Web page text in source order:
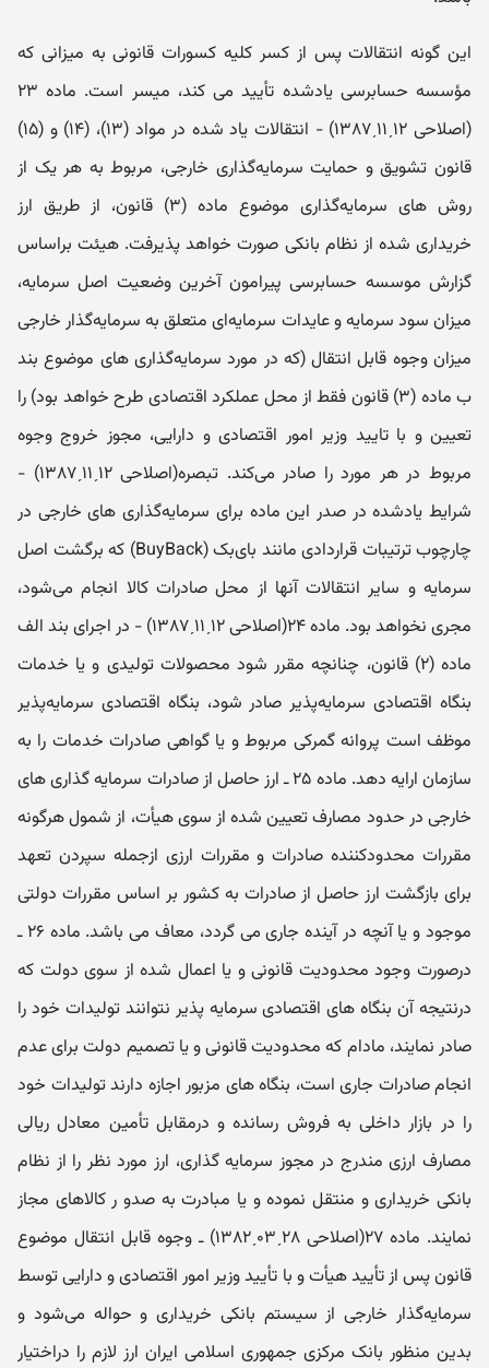
این گونه انتقالات پس از کسر کلیه کسورات قانونی به میزانی که
مؤسسه حسابرسی یادشده تأیید می کند، میسر است. ماده ۲۳
(اصلاحی ۱۲ˏ۱۱ˏ۱۳۸۷) - انتقالات یاد شده در مواد (۱۳)، (۱۴) و (۱۵)
قانون تشویق و حمایت سرمایه‌گذاری خارجی، مربوط به هر یک از
روش های سرمایه‌گذاری موضوع ماده (۳) قانون، از طریق ارز
خریداری شده از نظام بانکی صورت خواهد پذیرفت. هیئت براساس
گزارش موسسه حسابرسی پیرامون آخرین وضعیت اصل سرمایه،
میزان سود سرمایه و عایدات سرمایه‌ای متعلق به سرمایه‌گذار خارجی
میزان وجوه قابل انتقال (که در مورد سرمایه‌گذاری های موضوع بند
ب ماده (۳) قانون فقط از محل عملکرد اقتصادی طرح خواهد بود) را
تعیین و با تایید وزیر امور اقتصادی و دارایی، مجوز خروج وجوه
مربوط در هر مورد را صادر می‌کند. تبصره(اصلاحی ۱۲ˏ۱۱ˏ۱۳۸۷) -
شرایط یادشده در صدر این ماده برای سرمایه‌گذاری های خارجی در
چارچوب ترتیبات قراردادی مانند بای‌بک (BuyBack) که برگشت اصل
سرمایه و سایر انتقالات آنها از محل صادرات کالا انجام می‌شود،
مجری نخواهد بود. ماده ۲۴(اصلاحی ۱۲ˏ۱۱ˏ۱۳۸۷) - در اجرای بند الف
ماده (۲) قانون، چنانچه مقرر شود محصولات تولیدی و یا خدمات
بنگاه اقتصادی سرمایه‌پذیر صادر شود، بنگاه اقتصادی سرمایه‌پذیر
موظف است پروانه گمرکی مربوط و یا گواهی صادرات خدمات را به
سازمان ارایه دهد. ماده ۲۵ ـ ارز حاصل از صادرات سرمایه گذاری های
خارجی در حدود مصارف تعیین شده از سوی هیأت، از شمول هرگونه
مقررات محدودکننده صادرات و مقررات ارزی ازجمله سپردن تعهد
برای بازگشت ارز حاصل از صادرات به کشور بر اساس مقررات دولتی
موجود و یا آنچه در آینده جاری می گردد، معاف می باشد. ماده ۲۶ ـ
درصورت وجود محدودیت قانونی و یا اعمال شده از سوی دولت که
درنتیجه آن بنگاه های اقتصادی سرمایه پذیر نتوانند تولیدات خود را
صادر نمایند، مادام که محدودیت قانونی و یا تصمیم دولت برای عدم
انجام صادرات جاری است، بنگاه های مزبور اجازه دارند تولیدات خود
را در بازار داخلی به فروش رسانده و درمقابل تأمین معادل ریالی
مصارف ارزی مندرج در مجوز سرمایه گذاری، ارز مورد نظر را از نظام
بانکی خریداری و منتقل نموده و یا مبادرت به صدو ر کالاهای مجاز
نمایند. ماده ۲۷‌(اصلاحی ۲۸ˏ۰۳ˏ۱۳۸۲) ـ‌ و‌جوه قابل انتقال موضوع
قانون پس از تأ‌یید هیأ‌ت و با تأ‌یید و‌زیر امور اقتصادی و دارایی توسط
سرمایه‌گذار خارجی از سیستم بانکی خریداری و حواله می‌شود و
بدین منظور بانک مرکزی جمهوری اسلامی ایران ارز لازم را دراختیار